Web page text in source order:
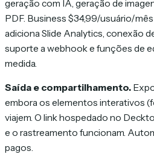
geração com IA, geração de
PDF. Business $34,99/usuário/
adiciona Slide Analytics, conexão
suporte a webhook e funções de
medida.
Saída e compartilhamento.
embora os elementos interativos
viajem. O link hospedado no
e o rastreamento funcionam.
pagos.